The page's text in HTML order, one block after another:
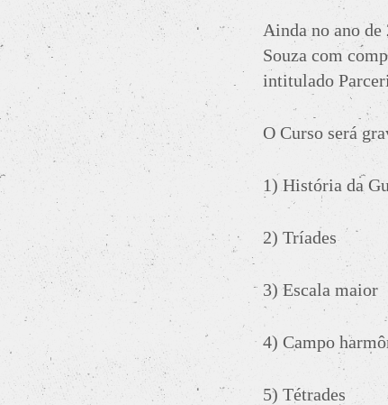
Ainda no ano
Souza com
intitulado
O Curso será
1) História da
2) Tríades
3) Escala maior
4) Campo
5) Tétrades